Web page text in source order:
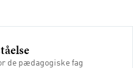
de pædagogiske fag